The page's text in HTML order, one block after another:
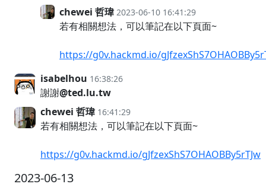
chewei 哲瑋 2023-06-10 16:41:29
若有相關想法，可以筆記在以下頁面~
https://g0v.hackmd.io/
isabelhou 16:38:26
謝謝@ted.lu.tw
chewei 哲瑋 16:41:29
若有相關想法，可以筆記在以下頁面~
https://g0v.hackmd.io/gJfzexShS7OHAOBBy5rTJw
2023-06-13